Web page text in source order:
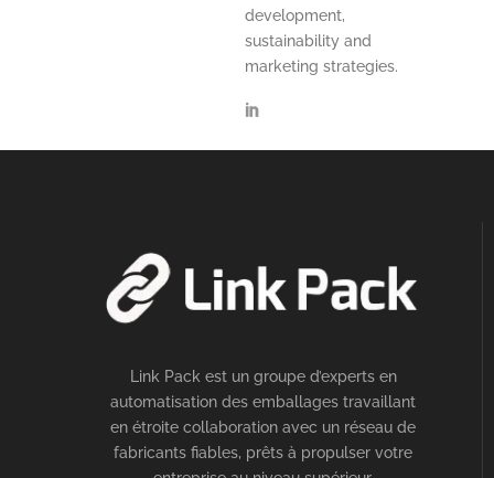
development,
sustainability and
marketing strategies.
Link Pack est un groupe d’experts en
automatisation des emballages travaillant
en étroite collaboration avec un réseau de
fabricants fiables, prêts à propulser votre